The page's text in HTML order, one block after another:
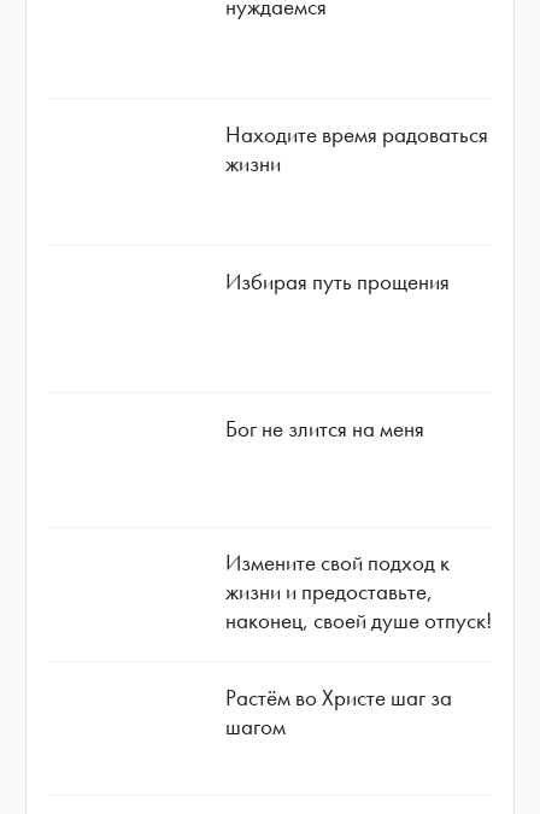
нуждаемся
Находите время радоваться
жизни
Избирая путь прощения
Бог не злится на меня
Измените свой подход к
жизни и предоставьте,
наконец, своей душе отпуск!
Растём во Христе шаг за
шагом